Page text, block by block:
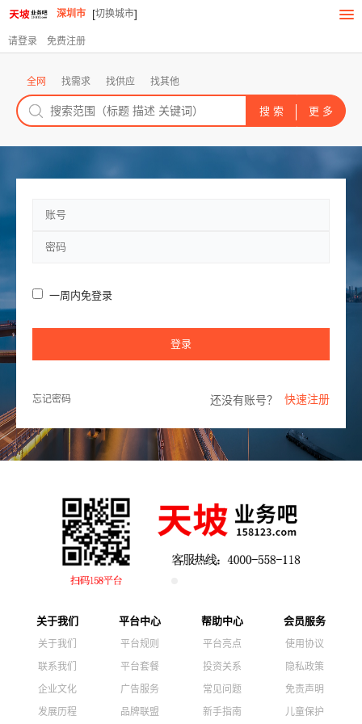
深圳市 [切换城市]
请登录 免费注册
全网 找需求 找供应 找其他
一周内免登录
忘记密码 还没有账号？ 快速注册
关于我们
关于我们
联系我们
企业文化
发展历程
平台中心
平台规则
平台套餐
广告服务
品牌联盟
帮助中心
平台亮点
投资关系
常见问题
新手指南
会员服务
使用协议
隐私政策
免责声明
儿童保护